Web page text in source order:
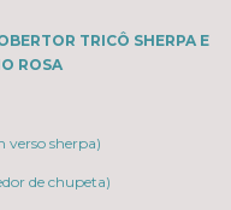
TRICÔ SHERPA E
ROSA
verso sherpa)
de chupeta)